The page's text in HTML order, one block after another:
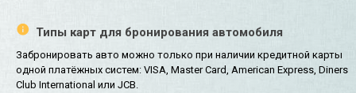
Типы карт для бронирования автомобиля
Забронировать авто можно только при наличии кредитной карты
одной платёжных систем: VISA, Master Card, American Express, Diners
Club International или JCB.